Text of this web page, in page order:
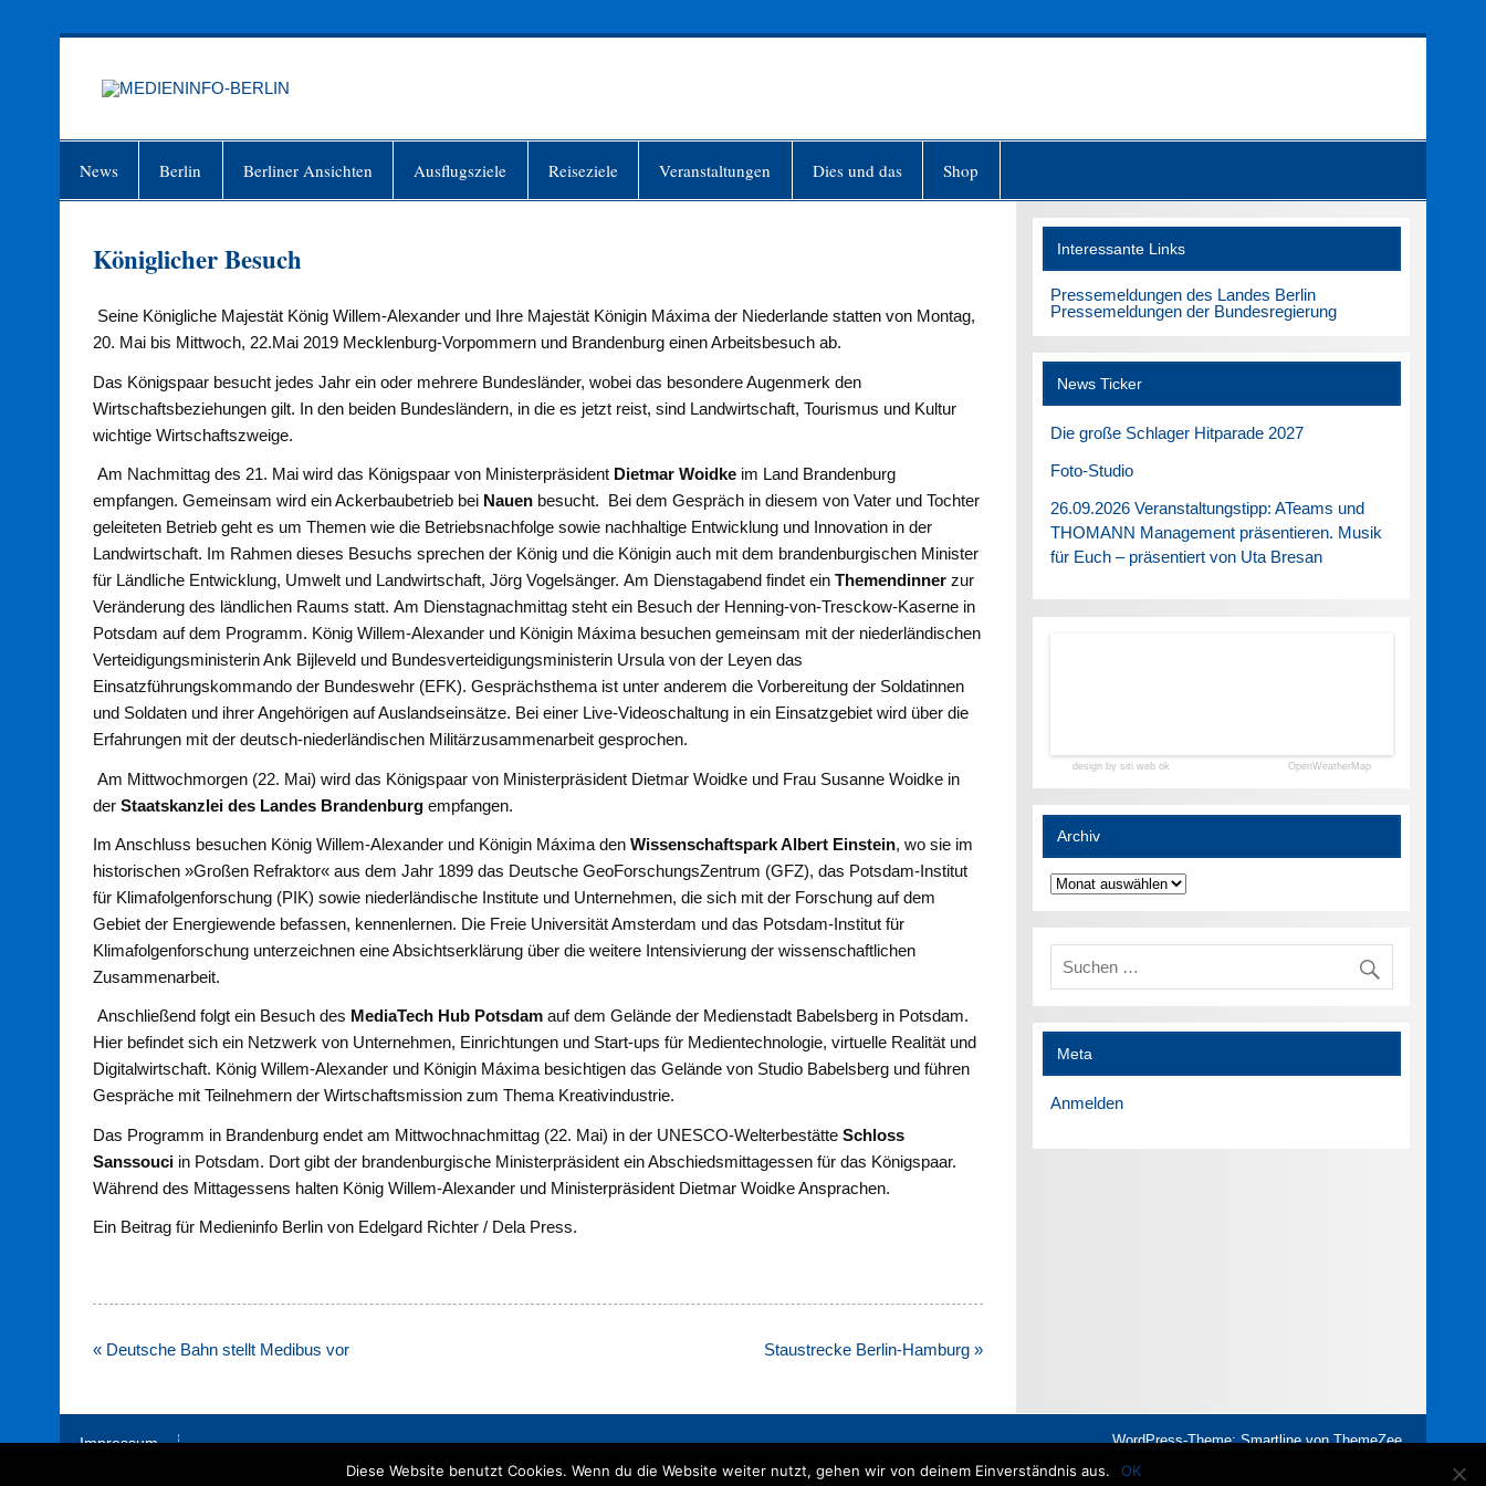
News Berlin Berliner Ansichten Ausflugsziele Reiseziele Veranstaltungen Dies und das Shop
Königlicher Besuch
Seine Königliche Majestät König Willem-Alexander und Ihre Majestät Königin Máxima der Niederlande statten von Montag,
20. Mai bis Mittwoch, 22.Mai 2019 Mecklenburg-Vorpommern und Brandenburg einen Arbeitsbesuch ab.
Das Königspaar besucht jedes Jahr ein oder mehrere Bundesländer, wobei das besondere Augenmerk den
Wirtschaftsbeziehungen gilt. In den beiden Bundesländern, in die es jetzt reist, sind Landwirtschaft, Tourismus und Kultur
wichtige Wirtschaftszweige.
Am Nachmittag des 21. Mai wird das Königspaar von Ministerpräsident Dietmar Woidke im Land Brandenburg
empfangen. Gemeinsam wird ein Ackerbaubetrieb bei Nauen besucht. Bei dem Gespräch in diesem von Vater und Tochter
geleiteten Betrieb geht es um Themen wie die Betriebsnachfolge sowie nachhaltige Entwicklung und Innovation in der
Landwirtschaft. Im Rahmen dieses Besuchs sprechen der König und die Königin auch mit dem brandenburgischen Minister
für Ländliche Entwicklung, Umwelt und Landwirtschaft, Jörg Vogelsänger. Am Dienstagabend findet einThemendinnerzur
Veränderung des ländlichen Raums statt. Am Dienstagnachmittag steht ein Besuch der Henning-von-Tresckow-Kaserne in
Potsdam auf dem Programm. König Willem-Alexander und Königin Máxima besuchen gemeinsam mit der niederländischen
Verteidigungsministerin Ank Bijleveld und Bundesverteidigungsministerin Ursula von der Leyen das
Einsatzführungskommando der Bundeswehr (EFK). Gesprächsthema ist unter anderem die Vorbereitung der Soldatinnen
und Soldaten und ihrer Angehörigen auf Auslandseinsätze. Bei einer Live-Videoschaltung in ein Einsatzgebiet wird über die
Erfahrungen mit der deutsch-niederländischen Militärzusammenarbeit gesprochen.
Am Mittwochmorgen (22. Mai) wird das Königspaar von Ministerpräsident Dietmar Woidke und Frau Susanne Woidke in
derStaatskanzlei des Landes Brandenburg empfangen.
Im Anschluss besuchen König Willem-Alexander und Königin Máxima denWissenschaftspark Albert Einstein, wo sie im
historischen »Großen Refraktor« aus dem Jahr 1899 das Deutsche GeoForschungsZentrum (GFZ), das Potsdam-Institut
für Klimafolgenforschung (PIK) sowie niederländische Institute und Unternehmen, die sich mit der Forschung auf dem
Gebiet der Energiewende befassen, kennenlernen. Die Freie Universität Amsterdam und das Potsdam-Institut für
Klimafolgenforschung unterzeichnen eine Absichtserklärung über die weitere Intensivierung der wissenschaftlichen
Zusammenarbeit.
Anschließend folgt ein Besuch des MediaTech Hub Potsdam auf dem Gelände der Medienstadt Babelsberg in Potsdam.
Hier befindet sich ein Netzwerk von Unternehmen, Einrichtungen und Start-ups für Medientechnologie, virtuelle Realität und
Digitalwirtschaft. König Willem-Alexander und Königin Máxima besichtigen das Gelände von Studio Babelsberg und führen
Gespräche mit Teilnehmern der Wirtschaftsmission zum Thema Kreativindustrie.
Das Programm in Brandenburg endet am Mittwochnachmittag (22. Mai) in der UNESCO-WelterbestätteSchloss
Sanssouci in Potsdam. Dort gibt der brandenburgische Ministerpräsident ein Abschiedsmittagessen für das Königspaar.
Während des Mittagessens halten König Willem-Alexander und Ministerpräsident Dietmar Woidke Ansprachen.
Ein Beitrag für Medieninfo Berlin von Edelgard Richter / Dela Press.
Beitragsnavigation
« Deutsche Bahn stellt Medibus vor Staustrecke Berlin-Hamburg »
Interessante Links
Pressemeldungen des Landes Berlin
Pressemeldungen der Bundesregierung
News Ticker
Die große Schlager Hitparade 2027
Foto-Studio
26.09.2026 Veranstaltungstipp: ATeams und
THOMANN Management präsentieren. Musik
für Euch – präsentiert von Uta Bresan
design by siti web ok OpenWeatherMap
Archiv
Archiv
Meta
Anmelden
Impressum WordPress-Theme: Smartline von ThemeZee.
Diese Website benutzt Cookies. Wenn du die Website weiter nutzt, gehen wir von deinem Einverständnis aus. OK